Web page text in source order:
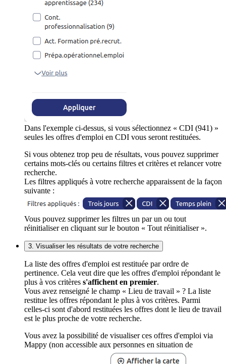
Dans l'exemple ci-dessus, si vous sélectionnez « CDI (941) »
seules les offres d'emploi en CDI vous seront restituées.
Si vous obtenez trop peu de résultats, vous pouvez supprimer
certains mots-clés ou certains filtres et critères et relancer votre
recherche.
Les filtres appliqués à votre recherche apparaissent de la façon
suivante :
Vous pouvez supprimer les filtres un par un ou tout
réinitialiser en cliquant sur le bouton « Tout réinitialiser ».
3. Visualiser les résultats de votre recherche
La liste des offres d'emploi est restituée par ordre de
pertinence. Cela veut dire que les offres d'emploi répondant le
plus à vos critères s'affichent en premier.
Vous avez renseigné le champ « Lieu de travail » ? La liste
restitue les offres répondant le plus à vos critères. Parmi
celles-ci sont d'abord restituées les offres dont le lieu de travail
est le plus proche de votre recherche.
Vous avez la possibilité de visualiser ces offres d'emploi via
Mappy (non accessible aux personnes en situation de